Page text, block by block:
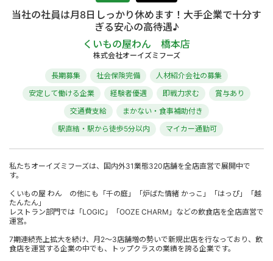
当社の社員は月8日しっかり休めます！大手企業で十分す
ぎる安心の高待遇♪
くいもの屋わん 橋本店
株式会社オーイズミフーズ
長期募集 社会保険完備
人材紹介会社の募集
安定して働ける企業
経験者優遇 即戦力求む
賞与あり
交通費支給
まかない・食事補助付き
駅直結・駅から徒歩5分以内
マイカー通勤可
私たちオーイズミフーズは、国内外31業態320店舗を全店直営で展開中で
す。
くいもの屋 わん の他にも「千の庭」「炉ばた情緒 かっこ」「はっぴ」「越
たんたん」
レストラン部門では「LOGIC」「OOZE CHARM」などの飲食店を全店直営で
運営。
7期連続売上拡大を続け、月2～3店舗増の勢いで新規出店を行なっており、飲
食店を運営する企業の中でも、トップクラスの業績を誇る企業です。